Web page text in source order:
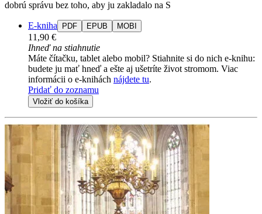
dobrú správu bez toho, aby ju zakladalo na S
E-kniha PDF EPUB MOBI
11,90 €
Ihneď na stiahnutie
Máte čítačku, tablet alebo mobil? Stiahnite si do nich e-knihu:
budete ju mať hneď a ešte aj ušetríte život stromom. Viac
informácii o e-knihách nájdete tu.
Pridať do zoznamu
Vložiť do košíka